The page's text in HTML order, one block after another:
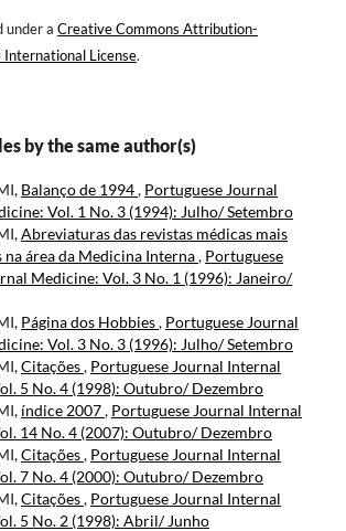
under a Creative Commons Attribution-
License.
by the same author(s)
Balanço de 1994, Portuguese Journal
Vol. 1 No. 3 (1994): Julho/ Setembro
Abreviaturas das revistas médicas mais
área da Medicina Interna, Portuguese
Medicine: Vol. 3 No. 1 (1996): Janeiro/
Página dos Hobbies, Portuguese Journal
Vol. 3 No. 3 (1996): Julho/ Setembro
Citações, Portuguese Journal Internal
5 No. 4 (1998): Outubro/ Dezembro
índice 2007, Portuguese Journal Internal
14 No. 4 (2007): Outubro/ Dezembro
Citações, Portuguese Journal Internal
7 No. 4 (2000): Outubro/ Dezembro
Citações, Portuguese Journal Internal
5 No. 2 (1998): Abril/ Junho